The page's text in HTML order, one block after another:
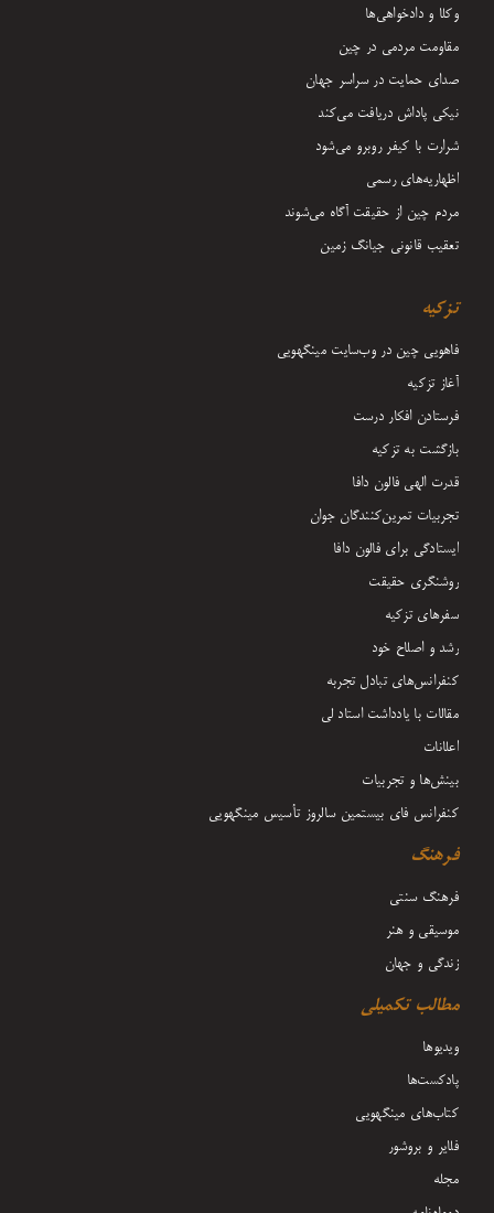
وکلا و دادخواهی‌ها
مقاومت مردمی در چین
صدای حمایت در سراسر جهان
نیکی پاداش دریافت می‌کند
شرارت با کیفر روبرو می‌شود
اظهاریه‌های رسمی
مردم چین از حقیقت آگاه می‌شوند
تعقیب قانونی جیانگ زمین
تزکیه
فاهویی چین در وب‌سایت مینگهویی
آغاز تزکیه
فرستادن افکار درست
بازگشت به تزکیه
قدرت الهی فالون دافا
تجربیات تمرین‌کنندگان جوان
ایستادگی برای فالون دافا
روشنگری حقیقت
سفرهای تزکیه
رشد و اصلاح خود
کنفرانس‌های تبادل تجربه
مقالات با یادداشت‌ استاد لی
اعلانات
بینش‌ها و تجربیات
کنفرانس فای بیستمین سالروز تأسیس مینگهویی
فرهنگ
فرهنگ سنتی
موسیقی و هنر
زندگی و جهان
مطالب تکمیلی
ویدیوها
پادکست‌ها
کتاب‌های مینگهویی
فلایر و بروشور
مجله